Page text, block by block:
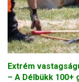
Extrém
– A Délbükk 100+